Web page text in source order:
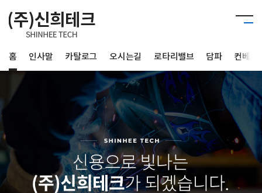
홈 인사말 카탈로그 오시는길 로타리밸브 담파 컨베이